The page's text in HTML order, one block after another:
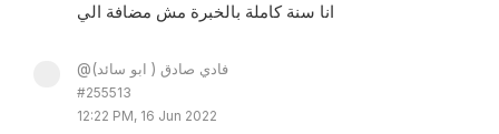
انا سنة كاملة بالخبرة مش مضافة الي
@فادي صادق ( ابو سائد)
#255513
12:22 PM, 16 Jun 2022